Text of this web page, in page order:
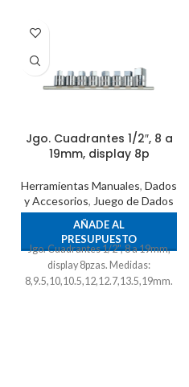
Jgo. Cuadrantes 1/2″, 8 a
19mm, display 8p
Herramientas Manuales, Dados
y Accesorios, Juego de Dados
AÑADE AL
PRESUPUESTO
Jgo. Cuadrantes 1/2", 8 a 19mm,
display 8pzas. Medidas:
8,9.5,10,10.5,12,12.7,13.5,19mm.